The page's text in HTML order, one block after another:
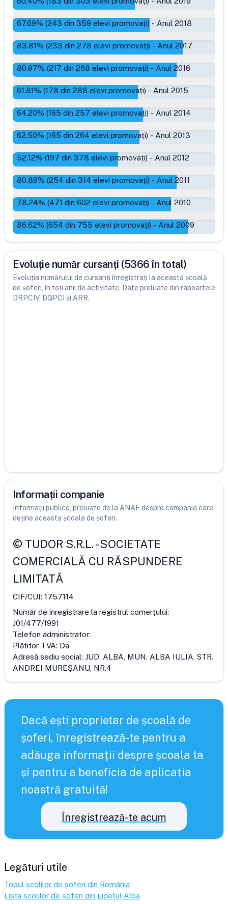
67.69% (243 din 359 elevi promovați) - Anul 2018
83.81% (233 din 278 elevi promovați) - Anul 2017
80.97% (217 din 268 elevi promovați) - Anul 2016
61.81% (178 din 288 elevi promovați) - Anul 2015
64.20% (165 din 257 elevi promovați) - Anul 2014
62.50% (165 din 264 elevi promovați) - Anul 2013
52.12% (197 din 378 elevi promovați) - Anul 2012
80.89% (254 din 314 elevi promovați) - Anul 2011
78.24% (471 din 602 elevi promovați) - Anul 2010
86.62% (654 din 755 elevi promovați) - Anul 2009
Evoluție număr cursanți (5366 în total)
Evoluția numărului de cursanți înregistrați la această școală
de șoferi, în toți anii de activitate. Date preluate din rapoartele
DRPCIV, DGPCI și ARR.
Informații companie
Informații publice, preluate de la ANAF despre compania care
deține această școală de șoferi.
© TUDOR S.R.L.-SOCIETATE
COMERCIALĂ CU RĂSPUNDERE
LIMITATĂ
CIF/CUI: 1757114
Număr de înregistrare la registrul comerțului:
J01/477/1991
Telefon administrator:
Plătitor TVA: Da
Adresă sediu social: JUD. ALBA, MUN. ALBA IULIA, STR.
ANDREI MUREŞANU, NR.4
Dacă ești proprietar de școală de
șoferi, înregistrează-te pentru a
adăuga informații despre școala ta
și pentru a beneficia de aplicația
noastră gratuită!
Înregistrează-te acum
Legături utile
Topul școlilor de șoferi din România
Lista școlilor de șoferi din județul Alba